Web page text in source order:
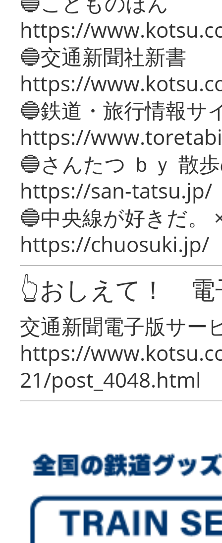
https://
🔵交通新聞社新書
https://
🔵鉄道・旅行情報サ
https://
🔵さんたつ ｂｙ 散
https://san-tatsu.jp/
🔵中央線が好きだ。
https://chuosuki.jp/
👆おしえて！ 電
交通新聞電子版サー
https://
21/post_4048.html